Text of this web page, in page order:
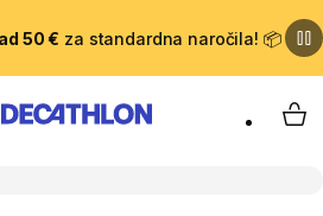
50 € za standardna naročila! 📦